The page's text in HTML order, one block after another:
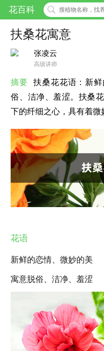
花百科
扶桑花寓意
张凌云
高级讲师
摘要
扶桑花花语：新
俗、洁净、羞涩。扶桑
下的纤细之心，具有着微
花语
新鲜的恋情、微妙的美
寓意脱俗、洁净、羞涩